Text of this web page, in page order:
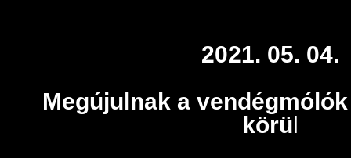
2021. 05. 04.
Megújulnak a
körül